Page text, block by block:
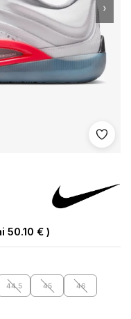
Shto
›
50.10 € )
44.5 45 46